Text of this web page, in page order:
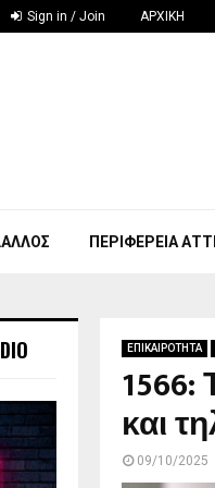
Sign in / Join ΑΡΧΙΚΗ
ΠΕΡΙΦΕΡΕΙΑ
ΕΠΙΚΑΙΡΟΤΗΤΑ
1566:
και
09/10/2025